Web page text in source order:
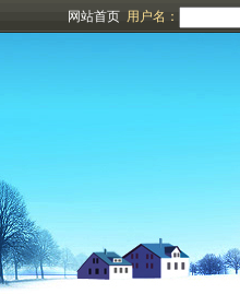
网站首页 用户名：